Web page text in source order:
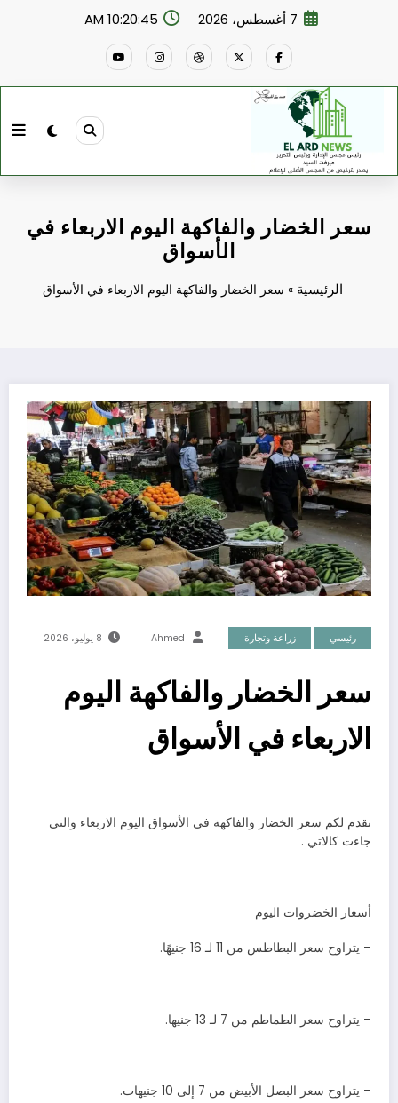
7 أغسطس، 2026 10:20:46 AM
سعر الخضار والفاكهة اليوم الاربعاء في
الأسواق
الرئيسية » سعر الخضار والفاكهة اليوم الاربعاء في الأسواق
رئيسي زراعة وتجارة Ahmed 8 يوليو، 2026
سعر الخضار والفاكهة اليوم
الاربعاء في الأسواق
نقدم لكم سعر الخضار والفاكهة في الأسواق اليوم الاربعاء والتي
جاءت كالاتي .
أسعار الخضروات اليوم
– يتراوح سعر البطاطس من 11 لـ 16 جنيهًا.
– يتراوح سعر الطماطم من 7 لـ 13 جنيها.
– يتراوح سعر البصل الأبيض من 7 إلى 10 جنيهات.